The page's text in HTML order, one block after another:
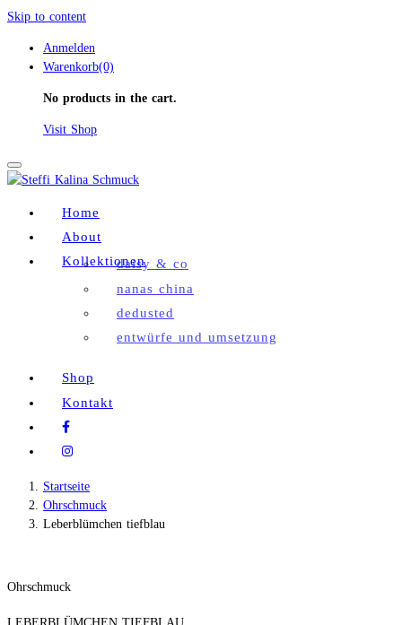
Skip to content
Anmelden
Warenkorb(0)
No products in the cart.
Visit Shop
Toggle
Home
About
Kollektionendaisy & co
nanas china
dedusted
entwürfe und umsetzung
Shop
Kontakt
Startseite
Ohrschmuck
Leberblümchen tiefblau
Ohrschmuck